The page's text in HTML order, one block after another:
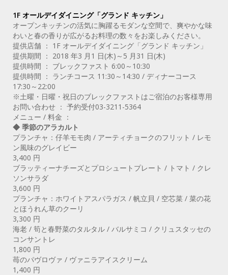
1F オールデイダイニング「グランド キッチン」
オープンキッチンの活気に胸躍るモダンな空間で、爽やかな味
わいと春の香りが広がるお料理の数々をお楽しみください。
提供店舗 ： 1F オールデイダイニング「グランド キッチン」
提供期間 ： 2018 年3 月1 日(木)～5 月31 日(木)
提供時間 ： ブレックファスト 6:00～10:30
提供時間 ： ランチコース 11:30～14:30 / ディナーコース
17:30～22:00
※土曜・日曜・祝日のブレックファストはご宿泊のお客様専用
お問い合わせ ： 予約受付03-3211-5364
メニュー / 料金 ：
◆ 季節のアラカルト
プランチャ：仔羊モモ肉 / アーティチョークのフリット / レモ
ン風味のグレイビー
3,400 円
ブラッティーナチーズとプロシュートプレート / トマト / クレ
ソンサラダ
3,600 円
プランチャ：ホワイトアスパラガス / 帆立貝 / 空芯菜 / 菜の花
とほうれん草のクーリ
3,300 円
海老 / 筍と春野菜のタルタル / バルサミコ / クリュスタッセの
コンサントレ
1,800 円
苺のパヴロヴァ / ヴァニラアイスクリーム
1,400 円